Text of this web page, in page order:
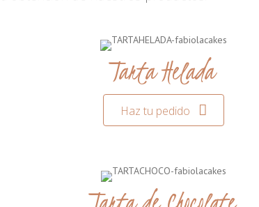
Tarta Helada
Haz tu pedido